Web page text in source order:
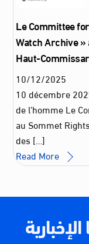
Le Committee
Watch Archive
Haut-
10/12/2025
10 décembre
de l’homme Le
au Sommet
des […]
Read More